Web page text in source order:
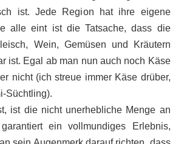
ist. Jede Region hat ihre eigene
alle eint ist die Tatsache, dass die
Wein, Gemüsen und Kräutern
ist. Egal ab man nun auch noch Käse
nicht (ich streue immer Käse drüber,
Süchtling).
ist die nicht unerhebliche Menge an
ein vollmundiges Erlebnis,